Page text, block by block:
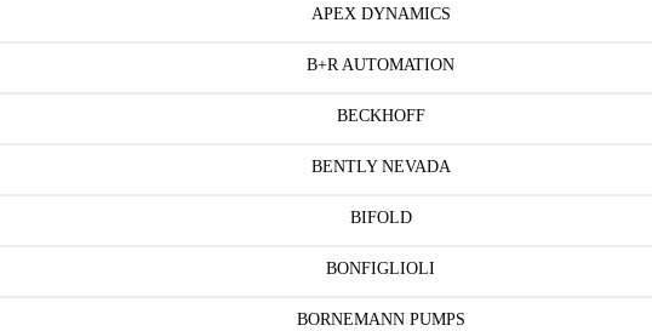
APEX DYNAMICS
B+R AUTOMATION
BECKHOFF
BENTLY NEVADA
BIFOLD
BONFIGLIOLI
BORNEMANN PUMPS